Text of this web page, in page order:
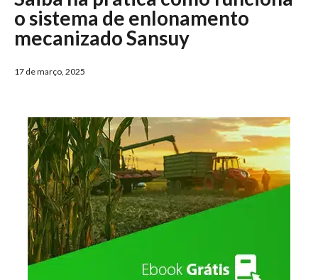
o sistema de enlonamento
mecanizado Sansuy
17 de março, 2025